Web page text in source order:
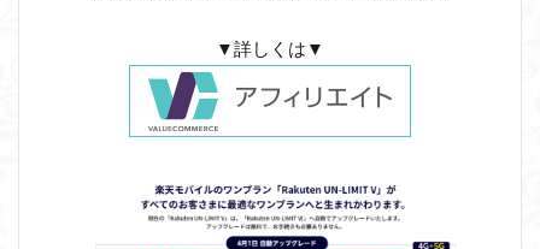
▼詳しくは▼